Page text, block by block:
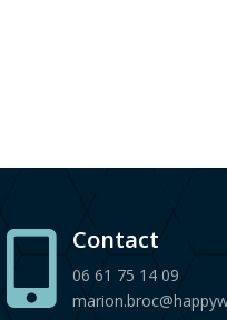
 Contact
06 61 75 14 09